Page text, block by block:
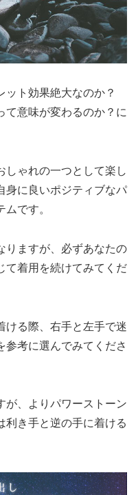
ット効果絶大なのか？
て意味が変わるのか？に
しゃれの一つとして楽し
身に良いポジティブなパ
です。
りますが、必ずあなたの
て着用を続けてみてくだ
ける際、右手と左手で迷
参考に選んでみてくださ
が、よりパワーストーン
利き手と逆の手に着ける